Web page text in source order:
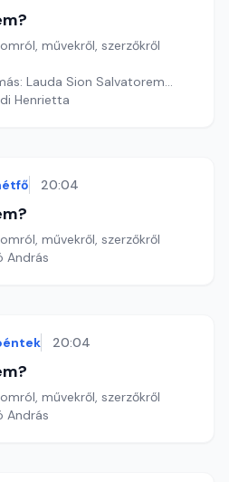
művekről, szerzőkről
Lauda Sion Salvatorem...
Henrietta
20:04
művekről, szerzőkről
András
20:04
művekről, szerzőkről
András